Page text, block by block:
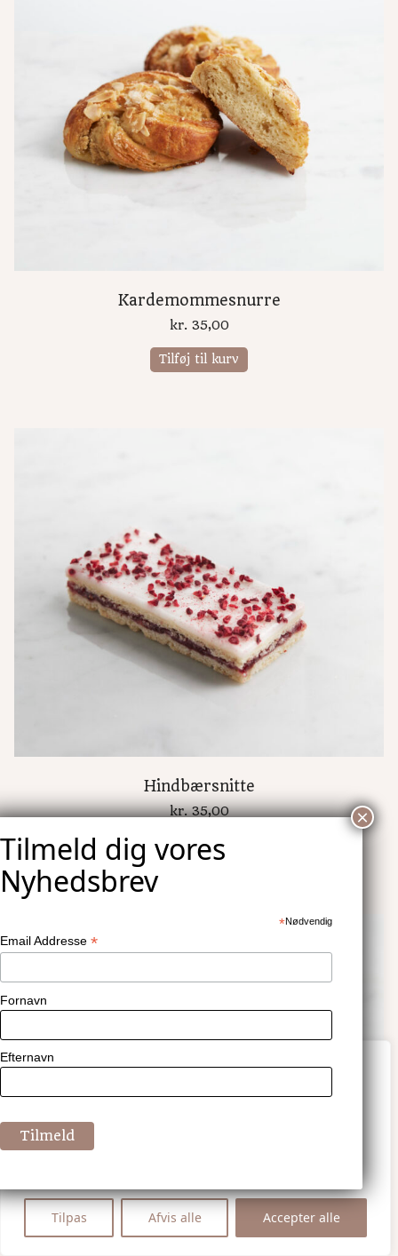
Vi værdsætter dit privatliv
Vi bruger cookies til at forbedre din
browsingoplevelse, vise personligt tilpassede
annoncer eller indhold og analysere vores trafik.
Ved at klikke på "Accepter alle", accepterer du
Tilpas Afvis alle Accepter alle
Kardemommesnurre
kr. 35,00
Tilføj til kurv
Hindbærsnitte
kr. 35,00
Tilføj til kurv
*Nødvendig
Email Addresse*
Fornavn
Efternavn